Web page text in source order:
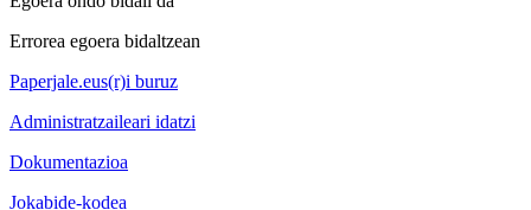
Errorea egoera bidaltzean
Paperjale.eus(r)i buruz
Administratzaileari idatzi
Dokumentazioa
Jokabide-kodea